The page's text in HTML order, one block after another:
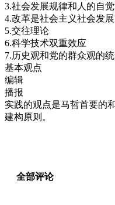
3.社会发展规律和人的自
4.改革是社会主义社会发
5.交往理论
6.科学技术双重效应
7.历史观和党的群众观的
基本观点
编辑
播报
实践的观点是马哲首要的
建构原则。
全部评论